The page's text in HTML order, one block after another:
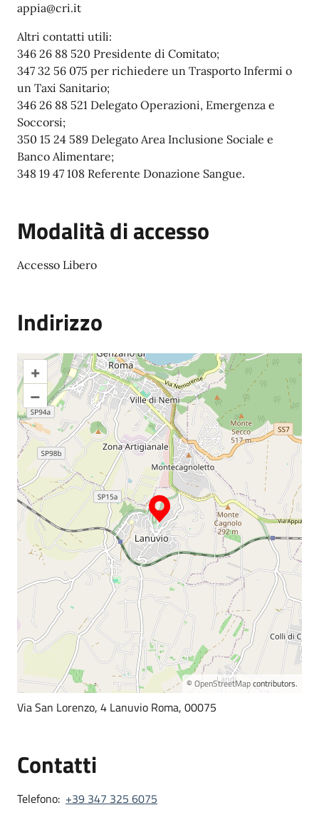
appia@cri.it
Altri contatti utili:
346 26 88 520 Presidente di Comitato;
347 32 56 075 per richiedere un Trasporto Infermi o
un Taxi Sanitario;
346 26 88 521 Delegato Operazioni, Emergenza e
Soccorsi;
350 15 24 589 Delegato Area Inclusione Sociale e
Banco Alimentare;
348 19 47 108 Referente Donazione Sangue.
Modalità di accesso
Accesso Libero
Indirizzo
+
–
© OpenStreetMapcontributors.
Via San Lorenzo, 4 Lanuvio Roma, 00075
Contatti
Telefono: +39 347 325 6075